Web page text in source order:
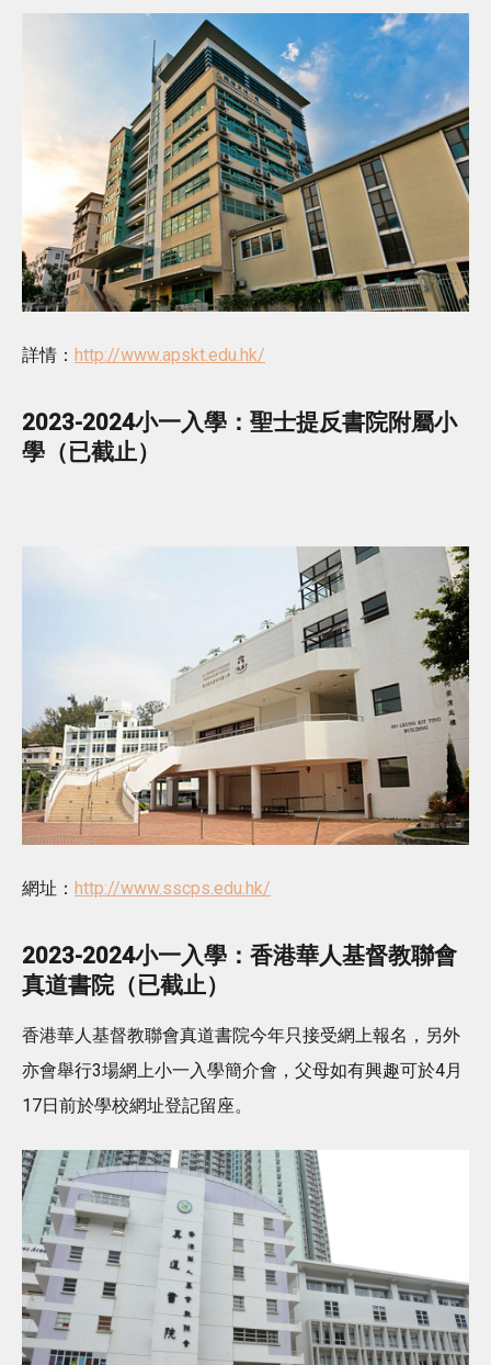
詳情： http://www.apskt.edu.hk/
2023-2024小一入學：聖士提反書院附屬小
學（已截止）
網址： http://www.sscps.edu.hk/
2023-2024小一入學：香港華人基督教聯會
真道書院（已截止）
香港華人基督教聯會真道書院今年只接受網上報名，另外
亦會舉行3場網上小一入學簡介會，父母如有興趣可於4月
17日前於學校網址登記留座。